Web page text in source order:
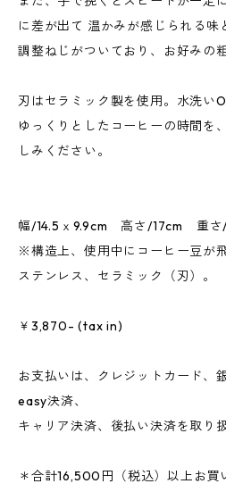
に差が出て 温かみが感じられる味
調整ねじがついており、お好みの
刃はセラミック製を使用。水洗い
ゆっくりとしたコーヒーの時間を
しみください。
幅/14.5ｘ9.9cm 高さ/17cm 重さ
※構造上、使用中にコーヒー豆が
ステンレス、セラミック（刃）。
￥3,870- (tax in)
お支払いは、クレジットカード、
easy決済、
キャリア決済、後払い決済を取り
＊合計16,500円（税込）以上お買